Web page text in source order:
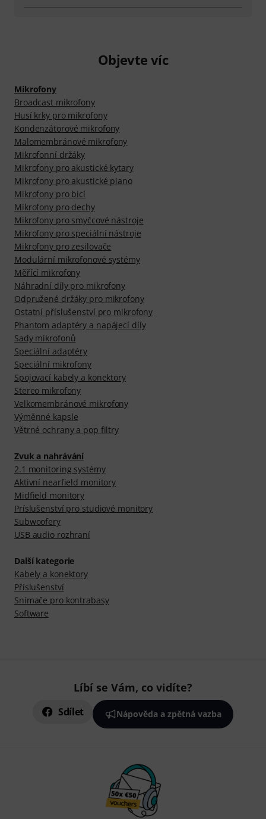
Objevte víc
Mikrofony
Broadcast mikrofony
Husí krky pro mikrofony
Kondenzátorové mikrofony
Malomembránové mikrofony
Mikrofonní držáky
Mikrofony pro akustické kytary
Mikrofony pro akustické piano
Mikrofony pro bicí
Mikrofony pro dechy
Mikrofony pro smyčcové nástroje
Mikrofony pro speciální nástroje
Mikrofony pro zesilovače
Modulární mikrofonové systémy
Měřící mikrofony
Náhradní díly pro mikrofony
Odpružené držáky pro mikrofony
Ostatní příslušenství pro mikrofony
Phantom adaptéry a napájecí díly
Sady mikrofonů
Speciální adaptéry
Speciální mikrofony
Spojovací kabely a konektory
Stereo mikrofony
Velkomembránové mikrofony
Výměnné kapsle
Větrné ochrany a pop filtry
Zvuk a nahrávání
2.1 monitoring systémy
Aktivní nearfield monitory
Midfield monitory
Príslušenství pro studiové monitory
Subwoofery
USB audio rozhraní
Další kategorie
Kabely a konektory
Příslušenství
Snímače pro kontrabasy
Software
Líbí se Vám, co vidíte?
Sdílet Nápověda a zpětná vazba